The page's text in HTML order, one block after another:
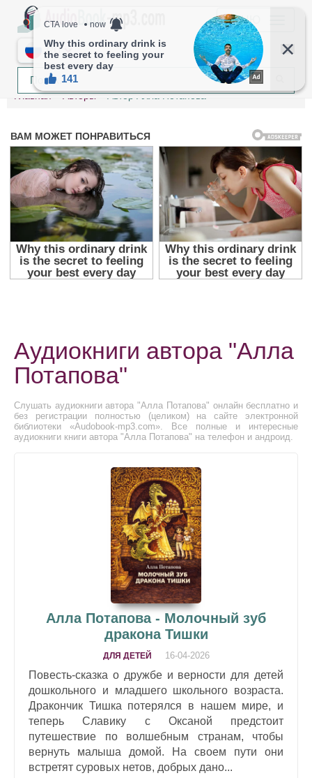
МЕНЮ
RU
Главная Авторы Автор Алла Потапова
Аудиокниги автора "Алла
Потапова"
Слушать аудиокниги автора "Алла Потапова" онлайн бесплатно и
без регистрации полностью (целиком) на сайте электронной
библиотеки «Audobook-mp3.com». Все полные и интересные
аудиокниги книги автора "Алла Потапова" на телефон и андроид.
Алла Потапова - Молочный зуб
дракона Тишки
ДЛЯ ДЕТЕЙ 16-04-2026
Повесть-сказка о дружбе и верности для детей
дошкольного и младшего школьного возраста.
Дракончик Тишка потерялся в нашем мире, и
теперь Славику с Оксаной предстоит
путешествие по волшебным странам, чтобы
вернуть малыша домой. На своем пути они
встретят суровых нетов, добрых дано...